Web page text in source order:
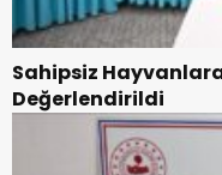
Sahipsiz
Değerlendirildi